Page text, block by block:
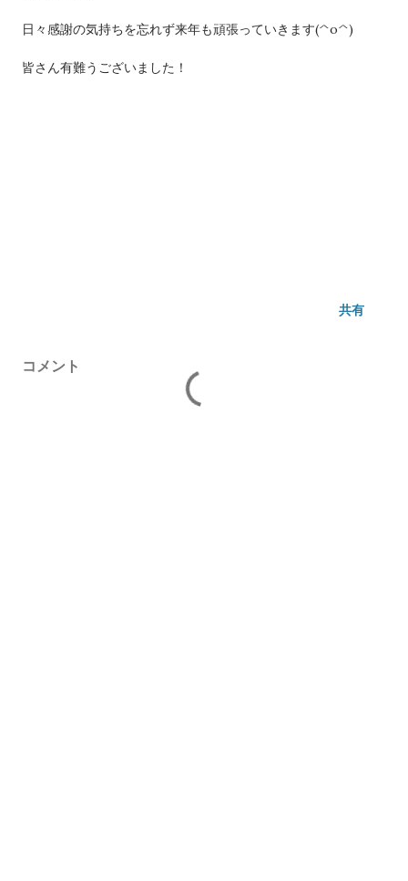
日々感謝の気持ちを忘れず来年も頑張っていきます(^o^)
皆さん有難うございました！
共有
コメント